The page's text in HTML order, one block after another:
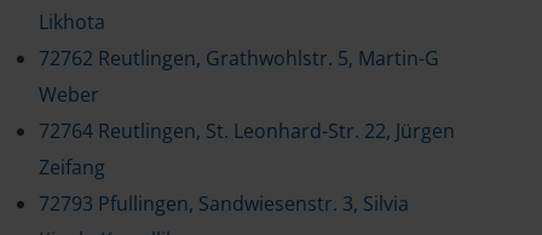
Likhota
72762 Reutlingen, Grathwohlstr. 5, Martin-G
Weber
72764 Reutlingen, St. Leonhard-Str. 22, Jürgen
Zeifang
72793 Pfullingen, Sandwiesenstr. 3, Silvia